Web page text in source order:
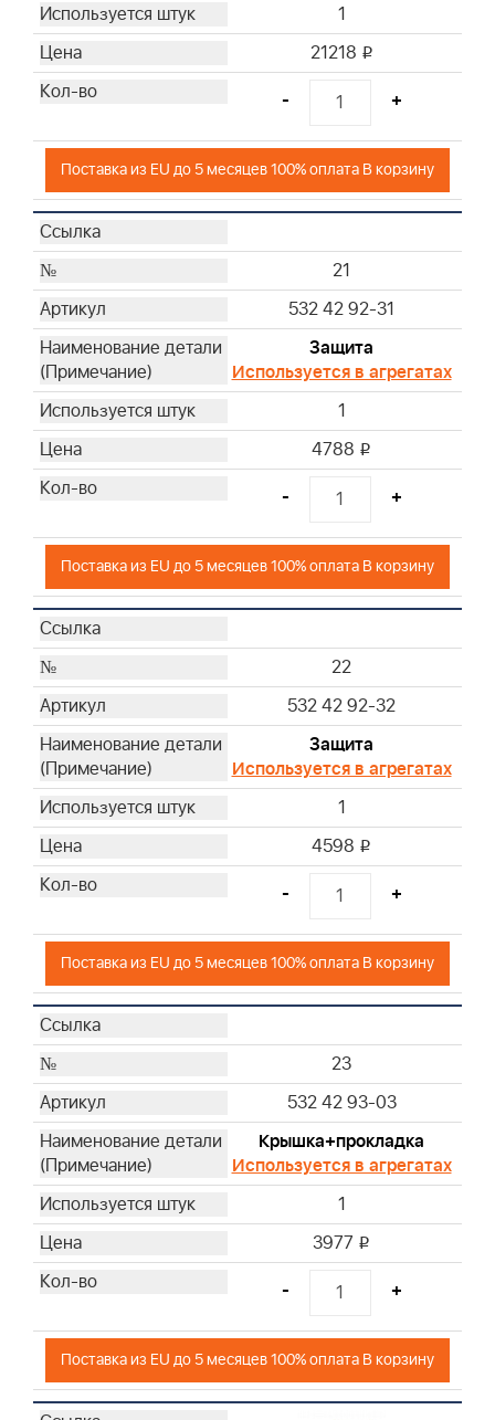
1
21218 i
- +
Поставка из EU до 5 месяцев 100% оплата В корзину
21
532 42 92-31
Защита
Используется в агрегатах
1
4788 i
- +
Поставка из EU до 5 месяцев 100% оплата В корзину
22
532 42 92-32
Защита
Используется в агрегатах
1
4598 i
- +
Поставка из EU до 5 месяцев 100% оплата В корзину
23
532 42 93-03
Крышка+прокладка
Используется в агрегатах
1
3977 i
- +
Поставка из EU до 5 месяцев 100% оплата В корзину